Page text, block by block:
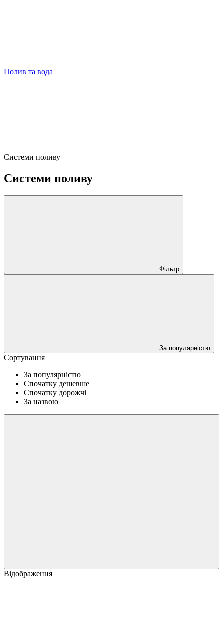
Полив та вода
Системи поливу
Системи поливу
Фільтр
За популярністю
Сортування
За популярністю
Спочатку дешевше
Спочатку дорожчі
За назвою
Відображення